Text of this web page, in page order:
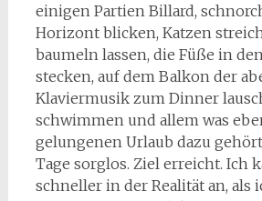
einigen Partien Billard,
Horizont blicken, Katzen
baumeln lassen, die Füße in
stecken, auf dem Balkon der
Klaviermusik zum Dinner
schwimmen und allem was
gelungenen Urlaub dazu
Tage sorglos. Ziel erreicht. Ich
schneller in der Realität an, als